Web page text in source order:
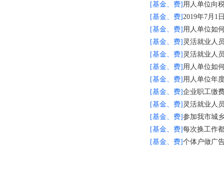
[基金、费] 用人单位向
[基金、费]2019年7月1
[基金、费] 用人单位如
[基金、费] 灵活就业人
[基金、费] 灵活就业人
[基金、费] 用人单位如
[基金、费] 用人单位年
[基金、费]企业职工缴
[基金、费] 灵活就业人
[基金、费]参加我市城
[基金、费]每次换工作
[基金、费]个体户做广